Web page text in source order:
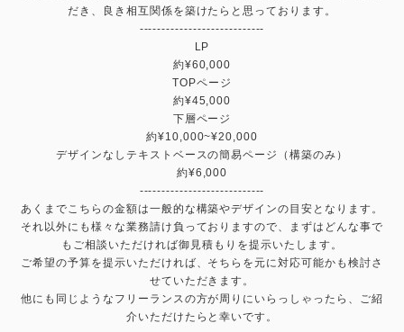
だき、良き相互関係を築けたらと思っております。
----------------------------
LP
約¥60,000
TOPページ
約¥45,000
下層ページ
約¥10,000~¥20,000
デザインなしテキストベースの簡易ページ（構築のみ）
約¥6,000
----------------------------
あくまでこちらの金額は一般的な構築やデザインの目安となります。
それ以外にも様々な業務請け負っておりますので、まずはどんな事で
もご相談いただければ御見積もりを提示いたします。
ご希望の予算を提示いただければ、そちらを元に対応可能かも検討さ
せていただきます。
他にも同じようなフリーランスの方が周りにいらっしゃったら、ご紹
介いただけたらと幸いです。